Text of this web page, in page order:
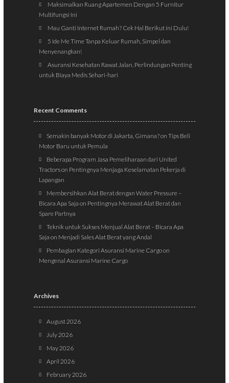
Maksimalkan Ruang Apartemen Dengan 5 Furnitur
Multifungsi Ini
Mau Ganti Internet Rumah? Cek Hal Berikut ini Dulu!
5 Ide Me Time Tanpa Keluar Rumah, Simpel dan
Menyenangkan!
Asuransi Kesehatan Rawat Jalan, Perlindungan Penting
untuk Biaya Medis Sehari-hari
Recent Comments
Semakin banyak Motor di Jakarta, Gimana?onTips Beli
Motor Baru untuk Pemula
Beberapa Program Jasa Pemeliharaan dari United
Tractorson Pentingnya Menjaga Keselamatan Pekerja di
Lapangan
Membersihkan Alat Berat dengan Water Pressure –
Bicara Apa Saja on Pentingnya Merawat Alat Berat dan
Spare Partnya
Teknik untuk Sukses Menjual Alat Berat – Bicara Apa
Saja on Menjadi Sales Alat Berat yang Andal
Pembagian Kategori Asuransi Marine Cargoon
Mengenal Asuransi Marine Cargo
Archives
August 2026
July 2026
May 2026
April 2026
February 2026